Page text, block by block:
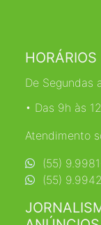
De Segundas
• Das 9h às
Atendimento
(55)
(55)